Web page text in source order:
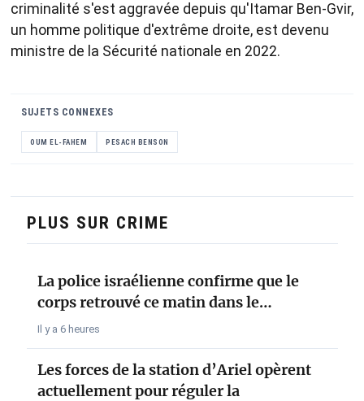
criminalité s'est aggravée depuis qu'Itamar Ben-Gvir,
un homme politique d'extrême droite, est devenu
ministre de la Sécurité nationale en 2022.
SUJETS CONNEXES
OUM EL-FAHEM PESACH BENSON
PLUS SUR CRIME
La police israélienne confirme que le
corps retrouvé ce matin dans le…
Il y a 6 heures
Les forces de la station d’Ariel opèrent
actuellement pour réguler la